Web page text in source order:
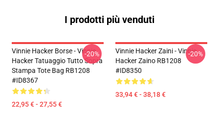
I prodotti più venduti
Vinnie Hacker Borse - Vinnie
Hacker Tatuaggio Tutto Sopra
Stampa Tote Bag RB1208
#ID8367
22,95 € - 27,55 €
-20%
Vinnie Hacker Zaini - Vinnie
Hacker Zaino RB1208
#ID8350
33,94 € - 38,18 €
-20%